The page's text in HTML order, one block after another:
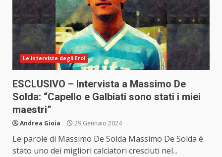
Le Interviste degli Eroi
ESCLUSIVO – Intervista a Massimo De
Solda: “Capello e Galbiati sono stati i miei
maestri”
Andrea Gioia 29 Gennaio 2024
Le parole di Massimo De Solda Massimo De Solda è
stato uno dei migliori calciatori cresciuti nel...